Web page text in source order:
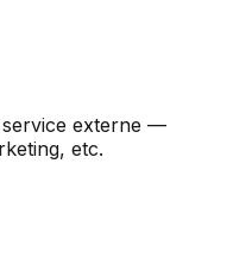
externe —
etc.